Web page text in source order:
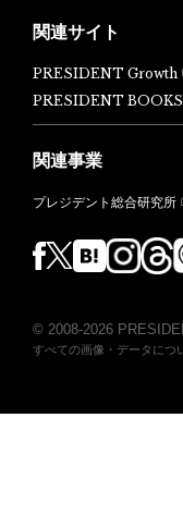
関連サイト
PRESIDENT Growth
PRESIDENT BOOKS
関連事業
プレジデント総合研究所
© 2008-2026
すべての画像・データにつ